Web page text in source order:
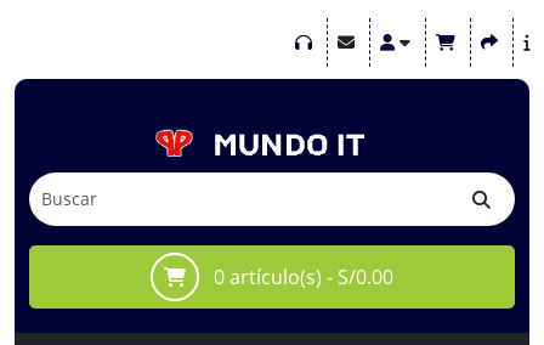
0 artículo(s) - S/0.00